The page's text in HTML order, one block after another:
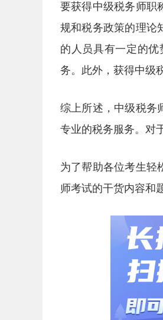
要获得中级税务师职
规和税务政策的理论
的人员具有一定的
务。此外，获得中级
综上所述，中级税务
专业的税务服务。对
为了帮助各位考生轻
师考试的干货内容和